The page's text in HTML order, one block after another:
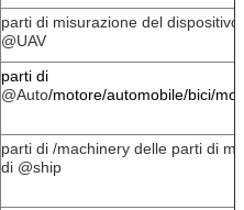
parti di misurazione del dispositivo
@UAV
parti di
@Auto/motore/automobile/bici/
parti di /machinery delle parti di
di @ship